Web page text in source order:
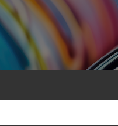
の進化：エージェ
ュリティブリーフィング：
グを更新しました
のための Headless Cloud
GCP 標準ツールでは守れな
（Cloud Workload